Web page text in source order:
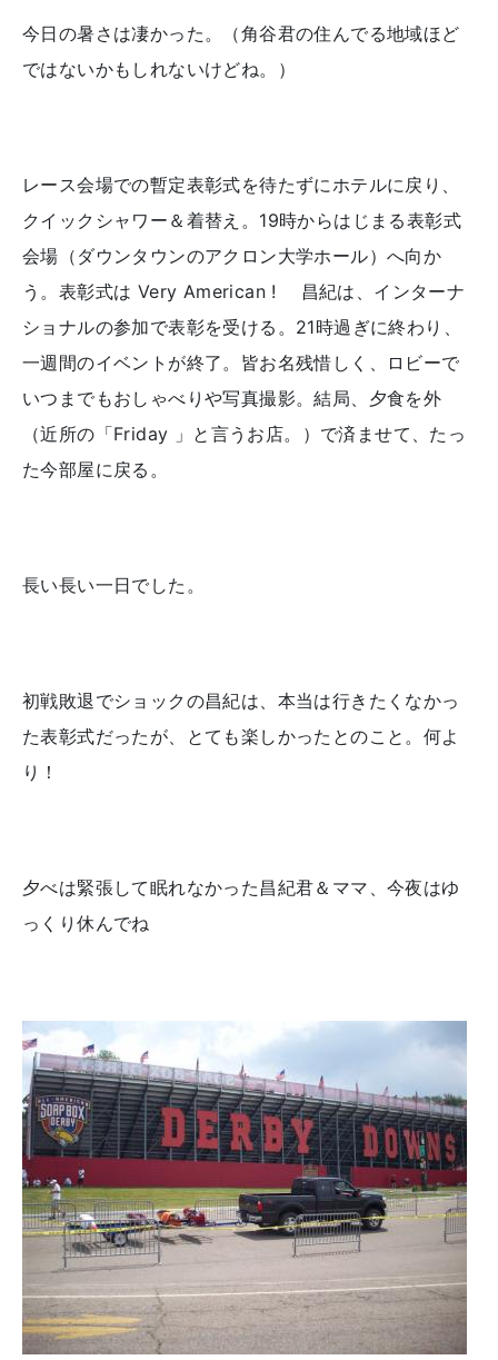
今日の暑さは凄かった。（角谷君の住んでる地域ほど
ではないかもしれないけどね。）
レース会場での暫定表彰式を待たずにホテルに戻り、
クイックシャワー＆着替え。19時からはじまる表彰式
会場（ダウンタウンのアクロン大学ホール）へ向か
う。表彰式は Very American ! 昌紀は、インターナ
ショナルの参加で表彰を受ける。21時過ぎに終わり、
一週間のイベントが終了。皆お名残惜しく、ロビーで
いつまでもおしゃべりや写真撮影。結局、夕食を外
（近所の「Friday 」と言うお店。）で済ませて、たっ
た今部屋に戻る。
長い長い一日でした。
初戦敗退でショックの昌紀は、本当は行きたくなかっ
た表彰式だったが、とても楽しかったとのこと。何よ
り！
夕べは緊張して眠れなかった昌紀君＆ママ、今夜はゆ
っくり休んでね